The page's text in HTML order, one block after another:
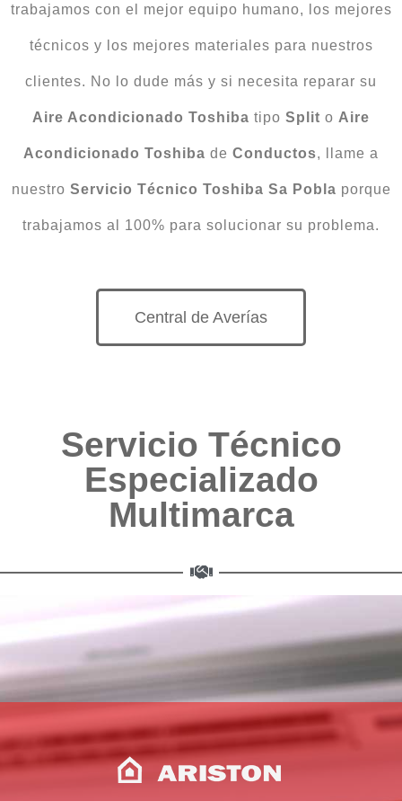
trabajamos con el mejor equipo humano, los mejores
técnicos y los mejores materiales para nuestros
clientes. No lo dude más y si necesita reparar su
Aire Acondicionado Toshiba tipo Split o Aire
Acondicionado Toshiba de Conductos, llame a
nuestro Servicio Técnico Toshiba Sa Pobla porque
trabajamos al 100% para solucionar su problema.
Central de Averías
Servicio Técnico
Especializado
Multimarca